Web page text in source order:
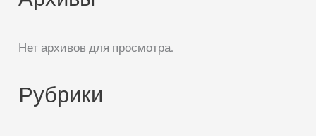
Нет архивов для просмотра.
Рубрики